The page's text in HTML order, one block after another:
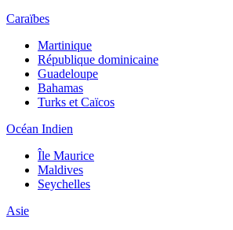
Caraïbes
Martinique
République dominicaine
Guadeloupe
Bahamas
Turks et Caïcos
Océan Indien
Île Maurice
Maldives
Seychelles
Asie